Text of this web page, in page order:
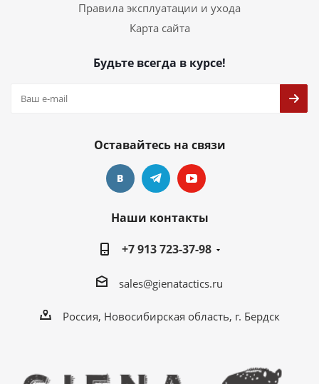
Правила эксплуатации и ухода
Карта сайта
Будьте всегда в курсе!
Оставайтесь на связи
Наши контакты
+7 913 723-37-98
sales@gienatactics.ru
Россия, Новосибирская область, г. Бердск